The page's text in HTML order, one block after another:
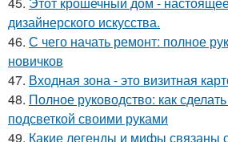
дизайнерского искусства.
46. С чего начать ремонт: полное
новичков
47. Входная зона - это визитная
48. Полное руководство: как
подсветкой своими руками
49. Какие легенды и мифы связаны